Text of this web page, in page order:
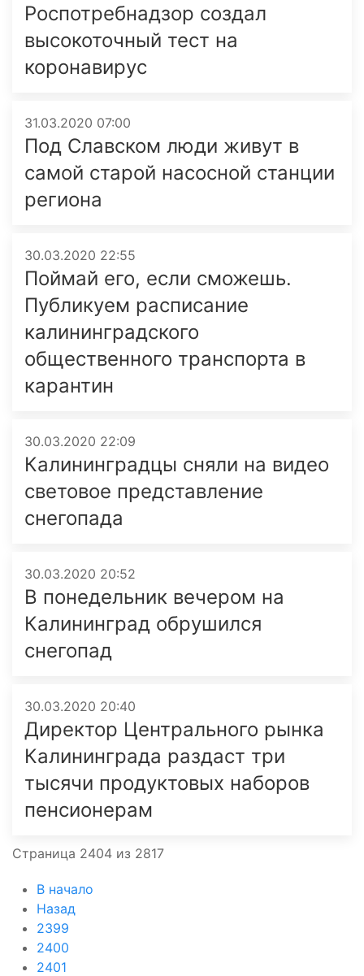
Роспотребнадзор создал
высокоточный тест на
коронавирус
31.03.2020 07:00
Под Славском люди живут в
самой старой насосной станции
региона
30.03.2020 22:55
Поймай его, если сможешь.
Публикуем расписание
калининградского
общественного транспорта в
карантин
30.03.2020 22:09
Калининградцы сняли на видео
световое представление
снегопада
30.03.2020 20:52
В понедельник вечером на
Калининград обрушился
снегопад
30.03.2020 20:40
Директор Центрального рынка
Калининграда раздаст три
тысячи продуктовых наборов
пенсионерам
Страница 2404 из 2817
В начало
Назад
2399
2400
2401